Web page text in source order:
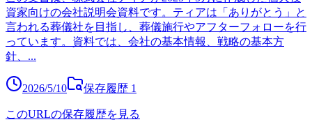
資家向けの会社説明会資料です。ティアは「ありがとう」と
言われる葬儀社を目指し、葬儀施行やアフターフォローを行
っています。資料では、会社の基本情報、戦略の基本方
針、 ...
2026/5/10 保存履歴 1
このURLの保存履歴を見る